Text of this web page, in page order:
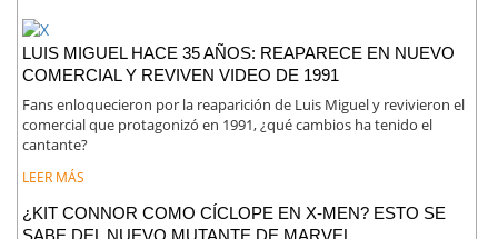
LUIS MIGUEL HACE 35 AÑOS: REAPARECE EN NUEVO
COMERCIAL Y REVIVEN VIDEO DE 1991
Fans enloquecieron por la reaparición de Luis Miguel y revivieron el
comercial que protagonizó en 1991, ¿qué cambios ha tenido el
cantante?
LEER MÁS
¿KIT CONNOR COMO CÍCLOPE EN X-MEN? ESTO SE
SABE DEL NUEVO MUTANTE DE MARVEL